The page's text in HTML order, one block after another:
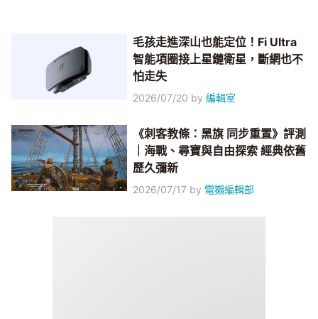
毛孩走進深山也能定位！Fi Ultra
智能項圈接上星鏈衛星，斷網也不
怕走失
2026/07/20 by編輯室
《刺客教條：黑旗 同步重置》評測
｜海戰、尋寶與自由探索 經典依舊
歷久彌新
2026/07/17 by 電獺編輯部